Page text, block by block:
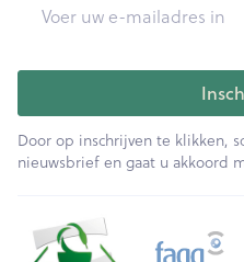
Door op inschrijven te klikken,
nieuwsbrief en gaat u akkoord